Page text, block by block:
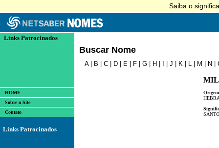
Links Patrocinados
HOME
Sobre o Site
Contato
Links Patrocinados
Buscar Nome
A| B C D E F G H J K L M N